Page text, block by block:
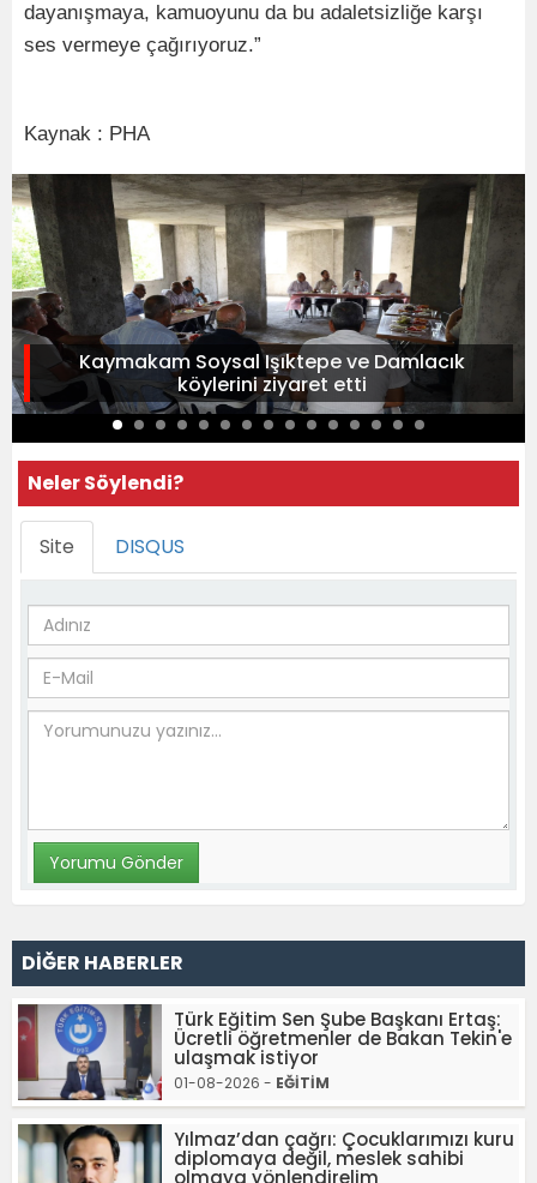
dayanışmaya, kamuoyunu da bu adaletsizliğe karşı
ses vermeye çağırıyoruz.”
Kaynak : PHA
Kaymakam Soysal Işıktepe ve Damlacık
köylerini ziyaret etti
Neler Söylendi?
Site DISQUS
DİĞER HABERLER
Türk Eğitim Sen Şube Başkanı Ertaş:
Ücretli öğretmenler de Bakan Tekin'e
ulaşmak istiyor
01-08-2026 - EĞİTİM
Yılmaz’dan çağrı: Çocuklarımızı kuru
diplomaya değil, meslek sahibi
olmaya yönlendirelim